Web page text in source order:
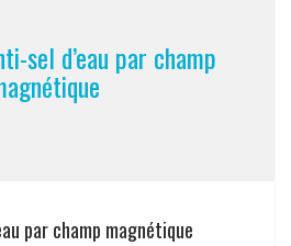
sel d’eau par champ
par champ magnétique